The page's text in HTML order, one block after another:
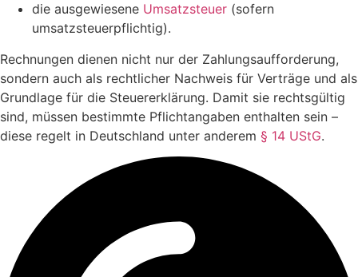
die ausgewiesene Umsatzsteuer (sofern
umsatzsteuerpflichtig).
Rechnungen dienen nicht nur der Zahlungsaufforderung,
sondern auch als rechtlicher Nachweis für Verträge und als
Grundlage für die Steuererklärung. Damit sie rechtsgültig
sind, müssen bestimmte Pflichtangaben enthalten sein –
diese regelt in Deutschland unter anderem § 14 UStG.